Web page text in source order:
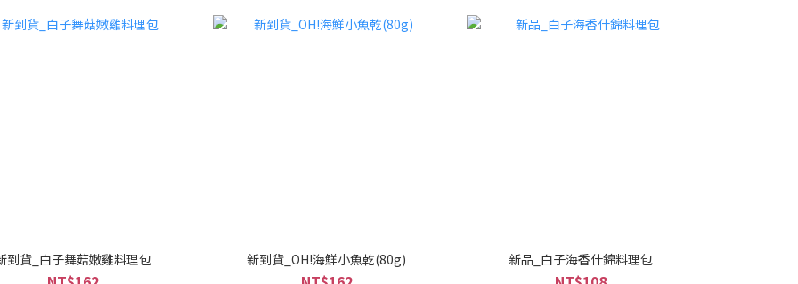
到貨_白子舞菇嫩雞料理包 新到貨_OH!海鮮小魚乾(80g) 新品_白子海香什錦料理包